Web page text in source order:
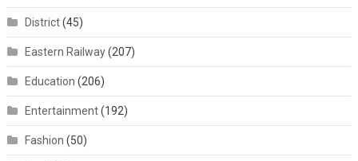
District(45)
Eastern Railway(207)
Education (206)
Entertainment(192)
Fashion (50)